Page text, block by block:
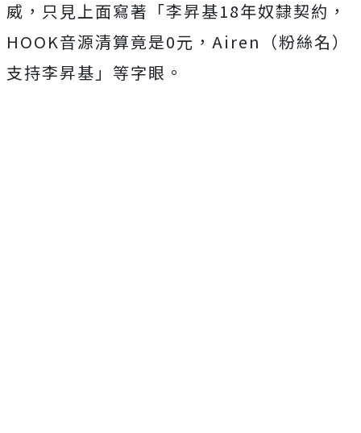
威，只見上面寫著「李昇基18年奴隸契約，
HOOK音源清算竟是0元，Airen（粉絲名）
支持李昇基」等字眼。